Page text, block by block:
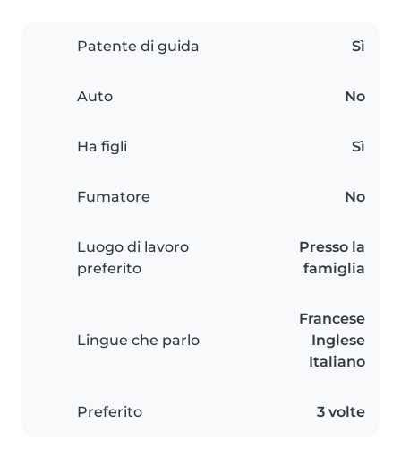
Patente di guida Sì
Auto No
Ha figli Sì
Fumatore No
Luogo di lavoro
preferito
Presso la
famiglia
Lingue che parlo
Francese
Inglese
Italiano
Preferito 3 volte